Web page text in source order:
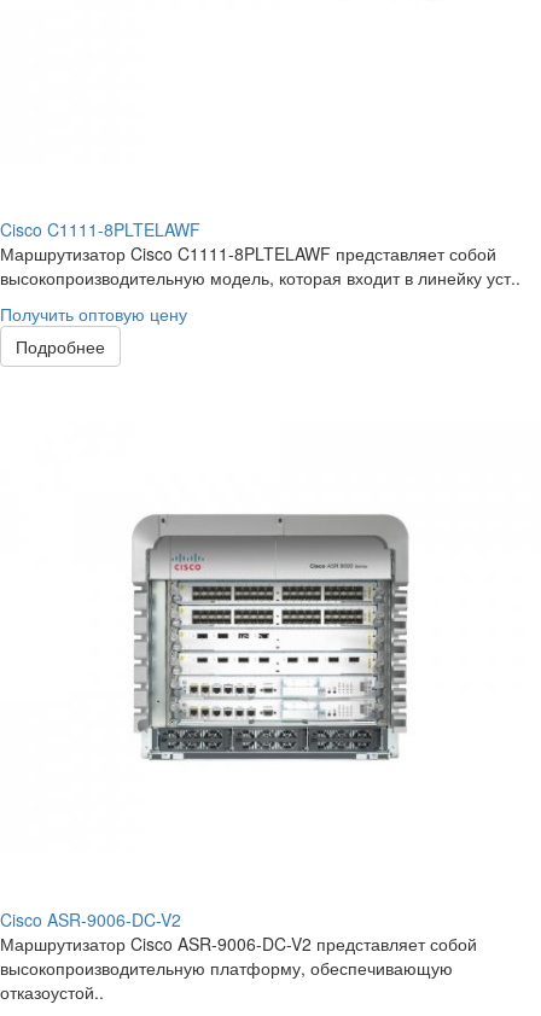
Cisco C1111-8PLTELAWF
Маршрутизатор Cisco C1111-8PLTELAWF представляет собой
высокопроизводительную модель, которая входит в линейку уст..
Получить оптовую цену
Подробнее
Cisco ASR-9006-DC-V2
Маршрутизатор Cisco ASR-9006-DC-V2 представляет собой
высокопроизводительную платформу, обеспечивающую
отказоустой..